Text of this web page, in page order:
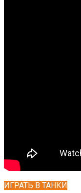
ИГРАТЬ В ТАНКИ